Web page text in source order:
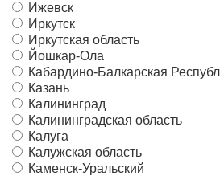
Ижевск
Иркутск
Иркутская область
Йошкар-Ола
Кабардино-Балкарская
Казань
Калининград
Калининградская область
Калуга
Калужская область
Каменск-Уральский